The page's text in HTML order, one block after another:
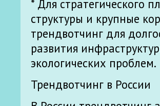
* Для стратегического
структуры и крупные
трендвотчинг для
развития
экологических проблем.
Трендвотчинг в России